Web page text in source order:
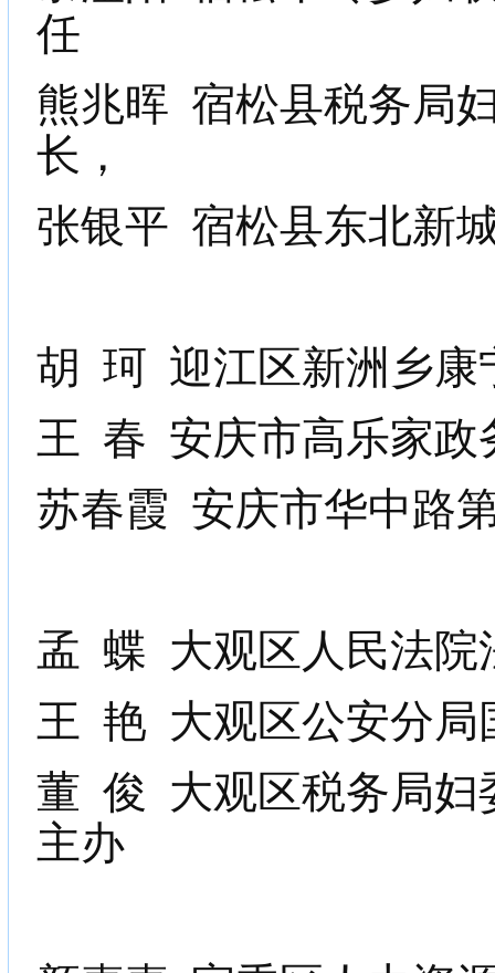
任
熊兆晖 宿松县税务局
长，
张银平 宿松县东北新
胡 珂 迎江区新洲乡康
王 春 安庆市高乐家
苏春霞 安庆市华中路
孟 蝶 大观区人民法院
王 艳 大观区公安分
董 俊 大观区税务局
主办